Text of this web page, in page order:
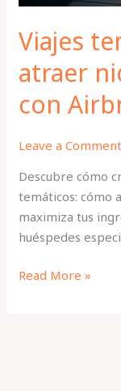
Viajes
atraer
con
Leave a Comment
Descubre cómo
temáticos: cómo
maximiza tus
huéspedes
Read More »